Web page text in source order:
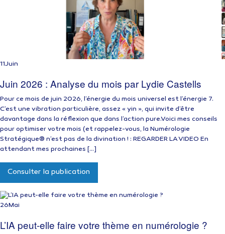
11Juin
Juin 2026 : Analyse du mois par Lydie Castells
Pour ce mois de juin 2026, l’énergie du mois universel est l’énergie 7.
C’est une vibration particulière, assez « yin », qui invite d’être
davantage dans la réflexion que dans l’action pure.Voici mes conseils
pour optimiser votre mois (et rappelez-vous, la Numérologie
Stratégique® n’est pas de la divination ! : REGARDER LA VIDEO En
attendant mes prochaines […]
Consulter la publication
26Mai
L’IA peut-elle faire votre thème en numérologie ?